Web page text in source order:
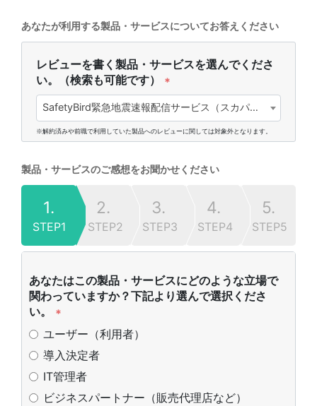
あなたが利用する製品・サービスについてお答えください
レビューを書く製品・サービスを選んでくださ
い。（検索も可能です）
*
SafetyBird緊急地震速報配信サービス（スカパーJSAT株式会社)
※解約済みや前職で利用していた製品へのレビューに関しては対象外となります。
製品・サービスのご感想をお聞かせください
1.
STEP1
2.
STEP2
3.
STEP3
4.
STEP4
5.
STEP5
あなたはこの製品・サービスにどのような立場で
関わっていますか？下記より選んで選択くださ
い。
*
ユーザー（利用者）
導入決定者
IT管理者
ビジネスパートナー（販売代理店など）